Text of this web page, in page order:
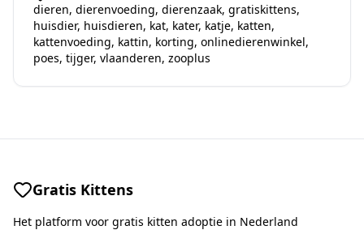
dieren, dierenvoeding, dierenzaak, gratiskittens,
huisdier, huisdieren, kat, kater, katje, katten,
kattenvoeding, kattin, korting, onlinedierenwinkel,
poes, tijger, vlaanderen, zooplus
Gratis Kittens
Het platform voor gratis kitten adoptie in Nederland